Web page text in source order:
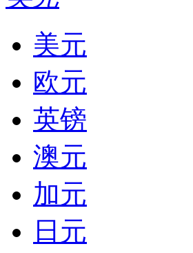
美元
欧元
英镑
澳元
加元
日元